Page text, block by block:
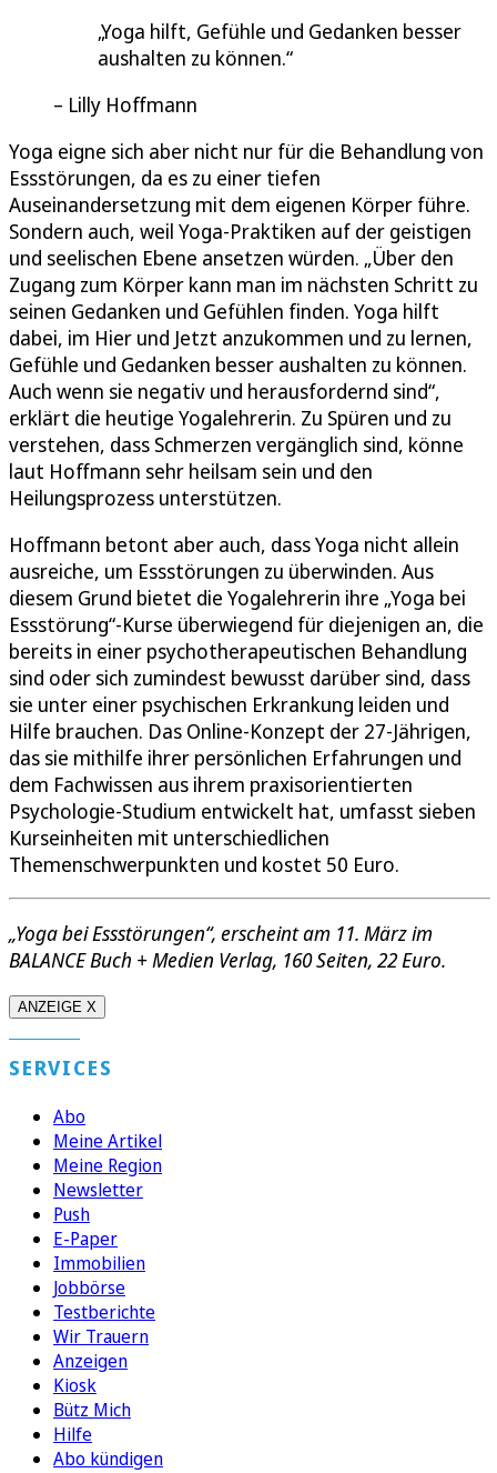
Yoga hilft, Gefühle und Gedanken besser
aushalten zu können.
Lilly Hoffmann
Yoga eigne sich aber nicht nur für die Behandlung von
Essstörungen, da es zu einer tiefen
Auseinandersetzung mit dem eigenen Körper führe.
Sondern auch, weil Yoga-Praktiken auf der geistigen
und seelischen Ebene ansetzen würden. „Über den
Zugang zum Körper kann man im nächsten Schritt zu
seinen Gedanken und Gefühlen finden. Yoga hilft
dabei, im Hier und Jetzt anzukommen und zu lernen,
Gefühle und Gedanken besser aushalten zu können.
Auch wenn sie negativ und herausfordernd sind“,
erklärt die heutige Yogalehrerin. Zu Spüren und zu
verstehen, dass Schmerzen vergänglich sind, könne
laut Hoffmann sehr heilsam sein und den
Heilungsprozess unterstützen.
Hoffmann betont aber auch, dass Yoga nicht allein
ausreiche, um Essstörungen zu überwinden. Aus
diesem Grund bietet die Yogalehrerin ihre „Yoga bei
Essstörung“-Kurse überwiegend für diejenigen an, die
bereits in einer psychotherapeutischen Behandlung
sind oder sich zumindest bewusst darüber sind, dass
sie unter einer psychischen Erkrankung leiden und
Hilfe brauchen. Das Online-Konzept der 27-Jährigen,
das sie mithilfe ihrer persönlichen Erfahrungen und
dem Fachwissen aus ihrem praxisorientierten
Psychologie-Studium entwickelt hat, umfasst sieben
Kurseinheiten mit unterschiedlichen
Themenschwerpunkten und kostet 50 Euro.
„Yoga bei Essstörungen“, erscheint am 11. März im
BALANCE Buch + Medien Verlag, 160 Seiten, 22 Euro.
ANZEIGE X
SERVICES
Abo
Meine Artikel
Meine Region
Newsletter
Push
E-Paper
Immobilien
Jobbörse
Testberichte
Wir Trauern
Anzeigen
Kiosk
Bütz Mich
Hilfe
Abo kündigen